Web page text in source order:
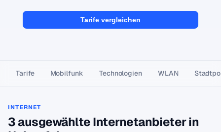
Tarife vergleichen
Tarife Mobilfunk Technologien WLAN
INTERNET
3 ausgewählte Internetanbieter in